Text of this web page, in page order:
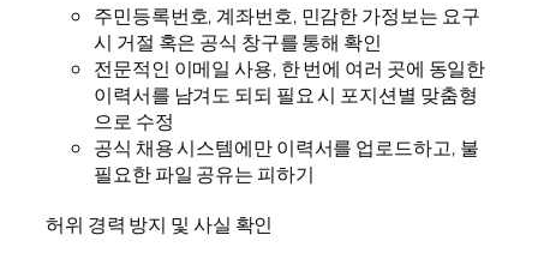
주민등록번호, 계좌번호, 민감한 가정보는 요구
시 거절 혹은 공식 창구를 통해 확인
전문적인 이메일 사용, 한 번에 여러 곳에 동일한
이력서를 남겨도 되되 필요 시 포지션별 맞춤형
으로 수정
공식 채용 시스템에만 이력서를 업로드하고, 불
필요한 파일 공유는 피하기
허위 경력 방지 및 사실 확인